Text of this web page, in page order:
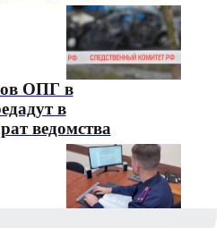
ОПГ в
в
ведомства